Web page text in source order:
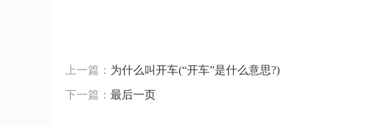
上一篇： 为什么叫开车(“开车”是什么意思?)
下一篇： 最后一页